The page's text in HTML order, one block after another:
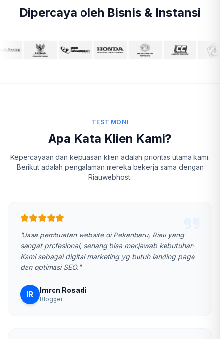
Dipercaya oleh Bisnis & Instansi
TESTIMONI
Apa Kata Klien Kami?
Kepercayaan dan kepuasan klien adalah prioritas utama kami.
Berikut adalah pengalaman mereka bekerja sama dengan
Riauwebhost.
"Jasa pembuatan website di Pekanbaru, Riau yang
sangat profesional, senang bisa menjawab kebutuhan
Kami sebagai digital marketing yg butuh landing page
dan optimasi SEO."
IR Imron Rosadi
Blogger